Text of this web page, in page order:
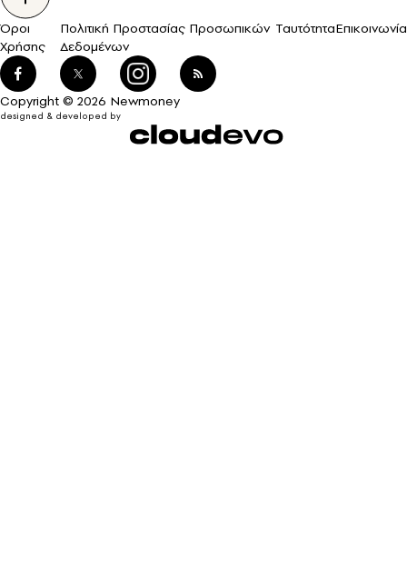
Όροι
Χρήσης
Πολιτική Προστασίας Προσωπικών
Δεδομένων
ΤαυτότηταΕπικοινωνία
Copyright © 2026 Newmoney
designed & developed by